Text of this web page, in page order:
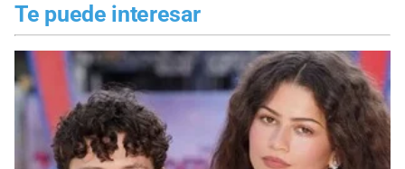
Te puede interesar